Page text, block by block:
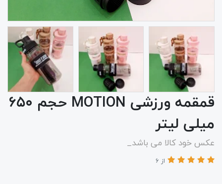
قمقمه ورزشی MOTION حجم ۶۵۰
میلی لیتر
عکس خود کالا می باشد_
از 6